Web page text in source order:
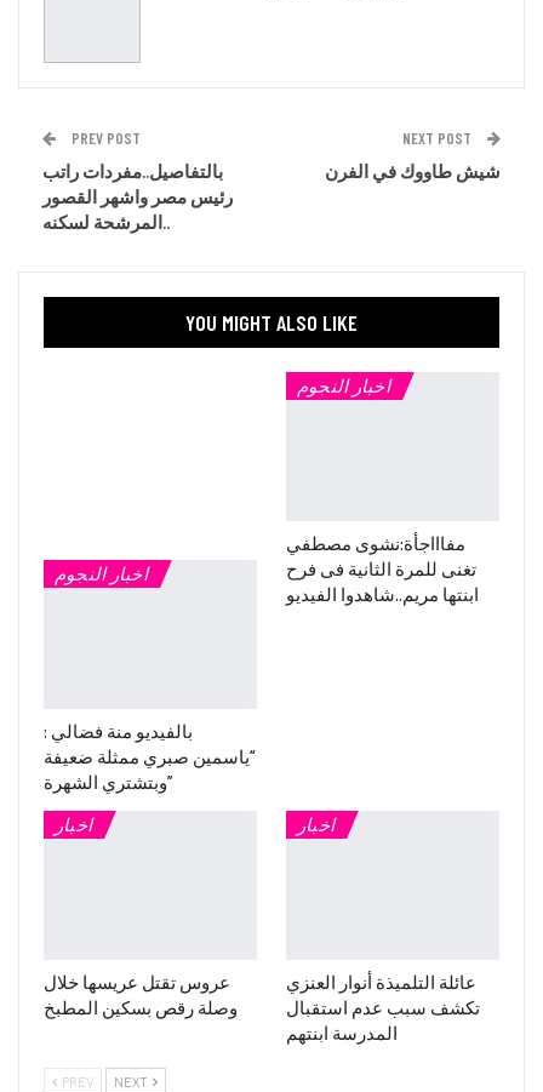
PREV POST
بالتفاصيل..مفردات راتب
رئيس مصر واشهر القصور
المرشحة لسكنه..
NEXT POST
شيش طاووك في الفرن
YOU MIGHT ALSO LIKE
اخبار النجوم
بالفيديو منة فضالي :
“ياسمين صبري ممثلة ضعيفة
وبتشتري الشهرة”
اخبار النجوم
مفاااجأة:نشوى مصطفي
تغنى للمرة الثانية فى فرح
ابنتها مريم..شاهدوا الفيديو
اخبار
عروس تقتل عريسها خلال
وصلة رقص بسكين المطبخ
اخبار
عائلة التلميذة أنوار العنزي
تكشف سبب عدم استقبال
المدرسة ابنتهم
PREV NEXT